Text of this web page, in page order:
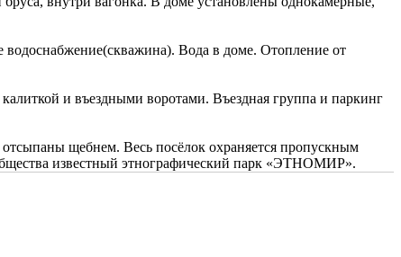
водоснабжение(скважина). Вода в доме. Отопление от
и въездными воротами. Въездная группа и паркинг
щебнем. Весь посёлок охраняется пропускным
известный этнографический парк «ЭТНОМИР».